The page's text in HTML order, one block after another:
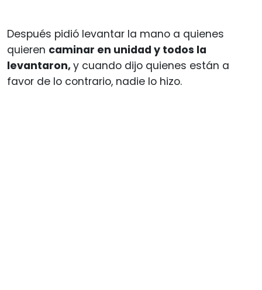
Después pidió levantar la mano a quienes
quieren caminar en unidad y todos la
levantaron,y cuando dijo quienes están a
favor de lo contrario, nadie lo hizo.